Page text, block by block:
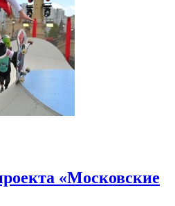
«Московские